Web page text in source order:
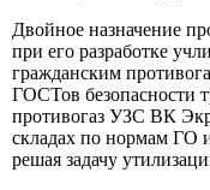
Двойное назначение
при его разработке
гражданским
ГОСТов безопасности
противогаз УЗС ВК
складах по нормам ГО
решая задачу